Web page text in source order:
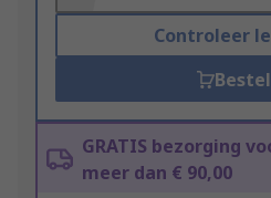
Controleer
GRATIS bezorging
meer dan € 90,00